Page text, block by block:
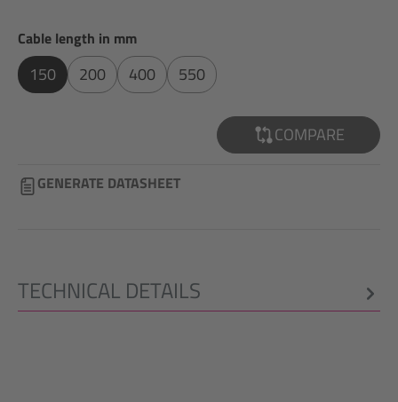
Select
Cable length in mm
150 200 400 550
COMPARE
GENERATE DATASHEET
TECHNICAL DETAILS